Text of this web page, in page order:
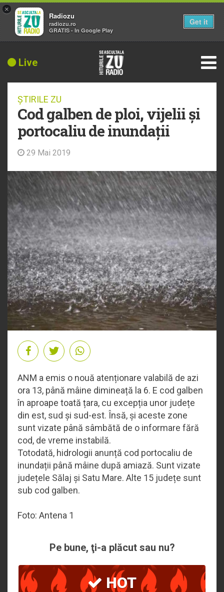
Live
ȘTIRILE ZU
Cod galben de ploi, vijelii și
portocaliu de inundații
29 Mai 2019
ANM a emis o nouă atenționare valabilă de azi
ora 13, până mâine dimineață la 6. E cod galben
în aproape toată țara, cu excepția unor județe
din est, sud și sud-est. Însă, și aceste zone
sunt vizate până sâmbătă de o informare fără
cod, de vreme instabilă.
Totodată, hidrologii anunță cod portocaliu de
inundații până mâine după amiază. Sunt vizate
județele Sălaj și Satu Mare. Alte 15 județe sunt
sub cod galben.
Foto: Antena 1
Pe bune, ţi-a plăcut sau nu?
HOT
×
Radiozu
radiozu.ro
GRATIS - In Google Play
Get it